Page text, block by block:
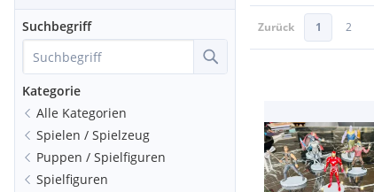
Suchbegriff
Kategorie
Alle Kategorien
Spielen / Spielzeug
Puppen / Spielfiguren
Spielfiguren
Zurück 1 2